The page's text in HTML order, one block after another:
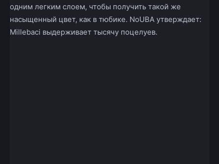
одним легким слоем, чтобы получить такой же
насыщенный цвет, как в тюбике. NoUBA утверждает:
Millebaci выдерживает тысячу поцелуев.